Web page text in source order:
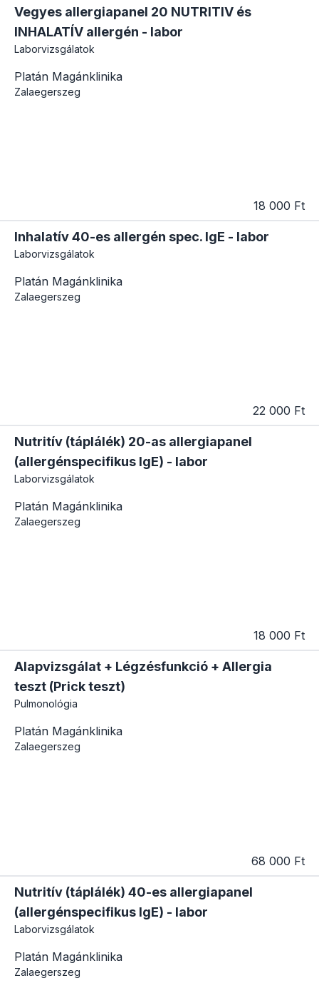
Vegyes allergiapanel 20 NUTRITIV és
INHALATÍV allergén - labor
Laborvizsgálatok
Platán Magánklinika
Zalaegerszeg
18 000 Ft
Inhalatív 40-es allergén spec. IgE - labor
Laborvizsgálatok
Platán Magánklinika
Zalaegerszeg
22 000 Ft
Nutritív (táplálék) 20-as allergiapanel
(allergénspecifikus IgE) - labor
Laborvizsgálatok
Platán Magánklinika
Zalaegerszeg
18 000 Ft
Alapvizsgálat + Légzésfunkció + Allergia
teszt (Prick teszt)
Pulmonológia
Platán Magánklinika
Zalaegerszeg
68 000 Ft
Nutritív (táplálék) 40-es allergiapanel
(allergénspecifikus IgE) - labor
Laborvizsgálatok
Platán Magánklinika
Zalaegerszeg